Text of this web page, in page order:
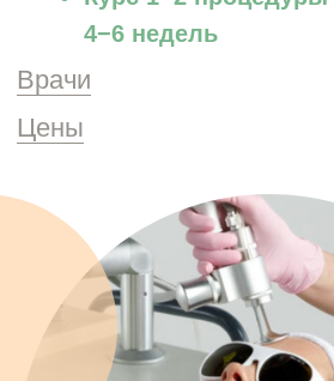
Запись на прием